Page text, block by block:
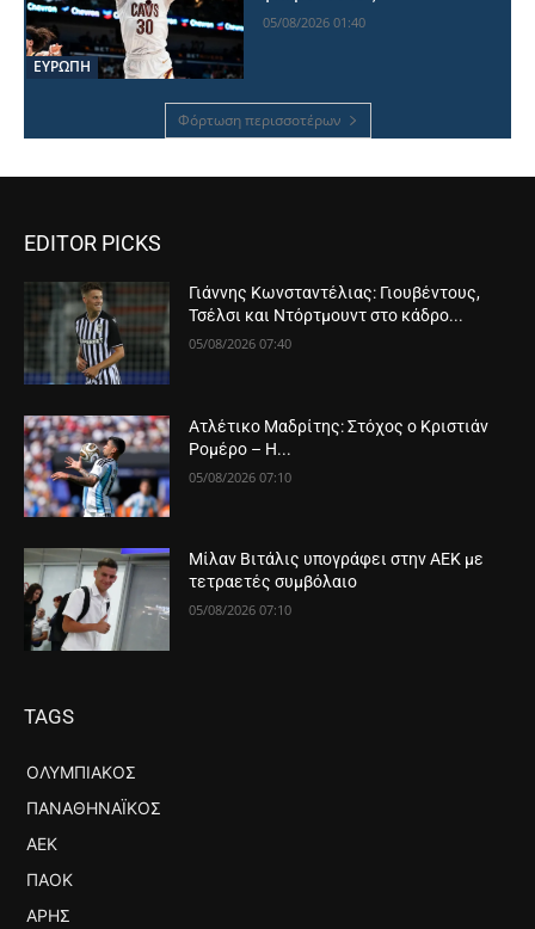
ΕΥΡΩΠΗ
05/08/2026 01:40
Φόρτωση περισσοτέρων
EDITOR PICKS
Γιάννης Κωνσταντέλιας: Γιουβέντους,
Τσέλσι και Ντόρτμουντ στο κάδρο...
05/08/2026 07:40
Ατλέτικο Μαδρίτης: Στόχος ο Κριστιάν
Ρομέρο – Η...
05/08/2026 07:10
Μίλαν Βιτάλις υπογράφει στην ΑΕΚ με
τετραετές συμβόλαιο
05/08/2026 07:10
TAGS
ΟΛΥΜΠΙΑΚΌΣ
ΠΑΝΑΘΗΝΑΪΚΌΣ
ΑΕΚ
ΠΑΟΚ
ΆΡΗΣ